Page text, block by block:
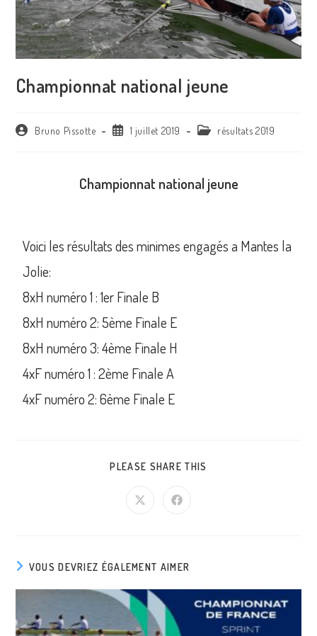
Championnat national jeune
Bruno Pissotte 1 juillet 2019 résultats 2019
Championnat national jeune
Voici les résultats des minimes engagés a Mantes la
Jolie:
8xH numéro 1 : 1er Finale B
8xH numéro 2: 5ème Finale E
8xH numéro 3: 4ème Finale H
4xF numéro 1 : 2ème Finale A
4xF numéro 2: 6ème Finale E
PLEASE SHARE THIS
VOUS DEVRIEZ ÉGALEMENT AIMER